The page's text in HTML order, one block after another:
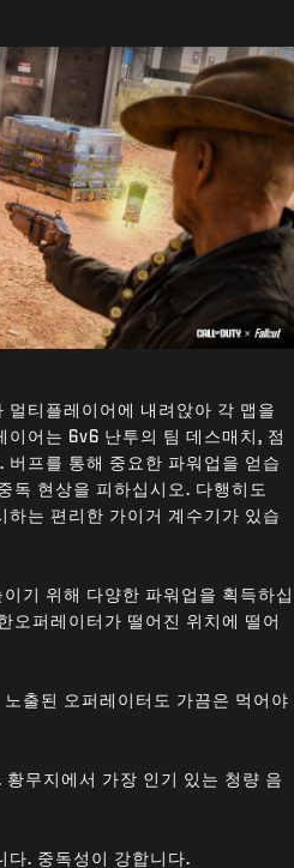
멀티플레이어에 내려앉아 각 맵을
이어는 6v6 난투의 팀 데스매치, 점
버프를 통해 중요한 파워업을 얻습
독 현상을 피하십시오. 다행히도
하는 편리한 가이거 계수기가 있습
기 위해 다양한 파워업을 획득하십
오퍼레이터가 떨어진 위치에 떨어
출된 오퍼레이터도 가끔은 먹어야
황무지에서 가장 인기 있는 청량 음
다. 중독성이 강합니다.